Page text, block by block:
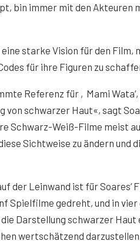
bin immer mit den Akteuren
starke Vision für den
für ihre Figuren zu
Referenz für ‚Mami
von schwarzer Haut«, sagt
Schwarz-Weiß-Filme meist
Sichtweise zu ändern und
der Leinwand ist für Soares‘
Spielfilme gedreht, und in
Darstellung schwarzer Haut
wertschätzend